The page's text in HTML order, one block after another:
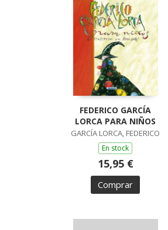
FEDERICO GARCÍA
LORCA PARA NIÑOS
GARCÍA LORCA, FEDERICO
En stock
15,95 €
Comprar